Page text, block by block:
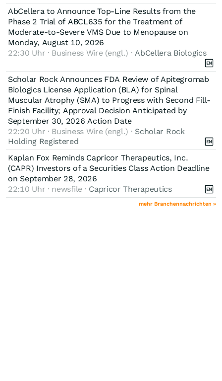
AbCellera to Announce Top-Line Results from the
Phase 2 Trial of ABCL635 for the Treatment of
Moderate-to-Severe VMS Due to Menopause on
Monday, August 10, 2026
22:30 Uhr · Business Wire (engl.) · AbCellera Biologics
Scholar Rock Announces FDA Review of Apitegromab
Biologics License Application (BLA) for Spinal
Muscular Atrophy (SMA) to Progress with Second Fill-
Finish Facility; Approval Decision Anticipated by
September 30, 2026 Action Date
22:20 Uhr · Business Wire (engl.) · Scholar Rock
Holding Registered
Kaplan Fox Reminds Capricor Therapeutics, Inc.
(CAPR) Investors of a Securities Class Action Deadline
on September 28, 2026
22:10 Uhr · newsfile · Capricor Therapeutics
mehr Branchennachrichten »